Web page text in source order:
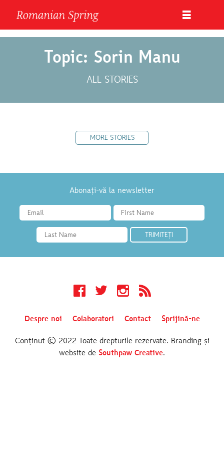
Topic: Sorin Manu
ALL STORIES
MORE STORIES
Abonați-vă la newsletter
Facebook Twitter Instagram RSS
Despre noi Colaboratori Contact Sprijină-ne
Conținut © 2022 Toate drepturile rezervate. Branding și
website de Southpaw Creative.